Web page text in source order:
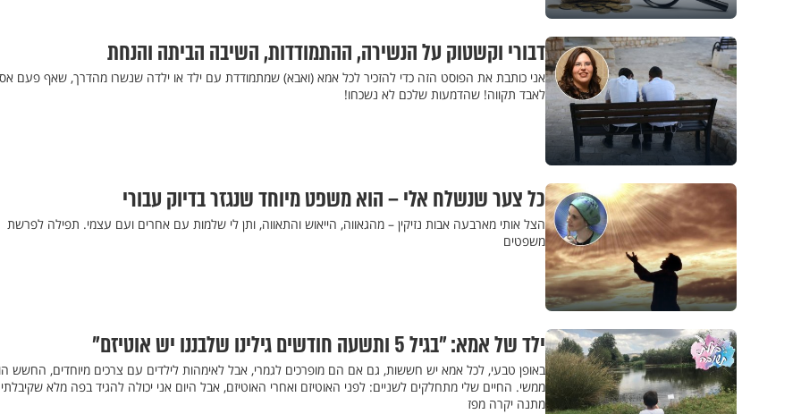
דבורי וקשטוק על הנשירה, ההתמודדות, השיבה הביתה והנחת
אני כותבת את הפוסט הזה כדי להזכיר לכל אמא (ואבא) שמתמודדת עם ילד או ילדה שנשרו מהדרך, שאף פעם
לאבד תקווה! שהדמעות שלכם לא נשכחו!
כל צער שנשלח אלי – הוא משפט מיוחד שנגזר בדיוק עבורי
הצל אותי מארבעה אבות נזיקין – מהגאווה, הייאוש והתאווה, ותן לי שלמות עם אחרים ועם עצמי. תפילה לפרשת
משפטים
ילד של אמא: "בגיל 5 ותשעה חודשים גילינו שלבננו יש אוטיזם"
באופן טבעי, לכל אמא יש חששות, גם אם הם מופרכים לגמרי, אבל לאימהות לילדים עם צרכים מיוחדים, החשש
ממשי. החיים שלי מתחלקים לשניים: לפני האוטיזם ואחרי האוטיזם, אבל היום אני יכולה להגיד בפה מלא שקיבלתי
מתנה יקרה מפז